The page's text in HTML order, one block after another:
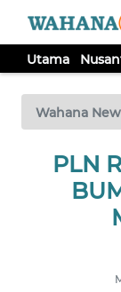
Utama
Wahana
PLN
TV
Tutup
UTAMA